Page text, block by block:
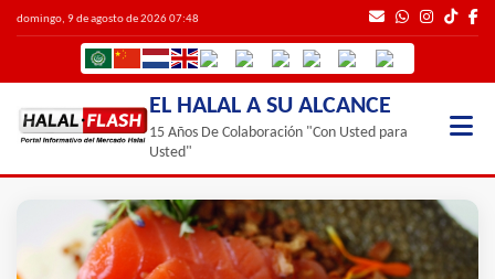
domingo, 9 de agosto de 2026 07:48
EL HALAL A SU ALCANCE
15 Años De Colaboración "Con Usted para
Usted"